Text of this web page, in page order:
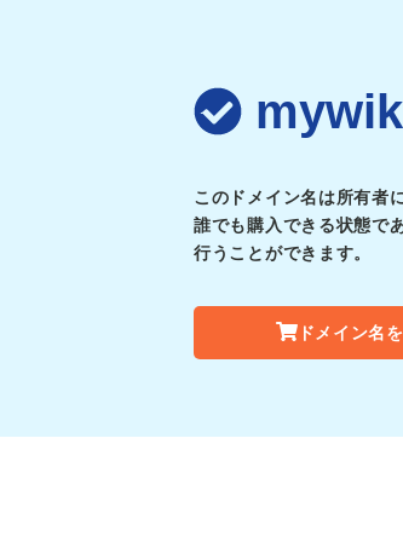
このドメイン名は所有者
誰でも購入できる状態で
行うことができます。
ドメイン名